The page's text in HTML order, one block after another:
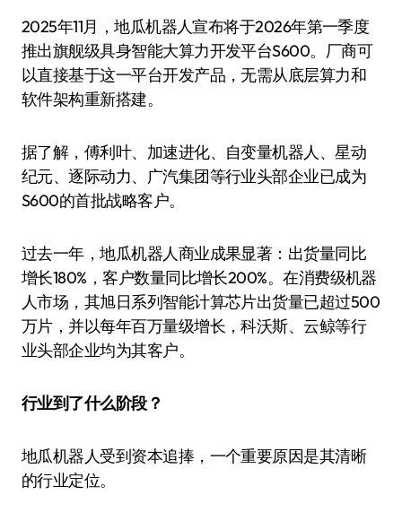
2025年11月，地瓜机器人宣布将于2026年第一季度
推出旗舰级具身智能大算力开发平台S600。厂商可
以直接基于这一平台开发产品，无需从底层算力和
软件架构重新搭建。
据了解，傅利叶、加速进化、自变量机器人、星动
纪元、逐际动力、广汽集团等行业头部企业已成为
S600的首批战略客户。
过去一年，地瓜机器人商业成果显著：出货量同比
增长180%，客户数量同比增长200%。在消费级机器
人市场，其旭日系列智能计算芯片出货量已超过500
万片，并以每年百万量级增长，科沃斯、云鲸等行
业头部企业均为其客户。
行业到了什么阶段？
地瓜机器人受到资本追捧，一个重要原因是其清晰
的行业定位。